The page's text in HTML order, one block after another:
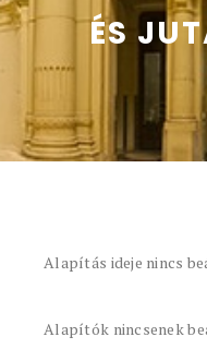
ÉS
Alapítás ideje nincs
Alapítók nincsenek